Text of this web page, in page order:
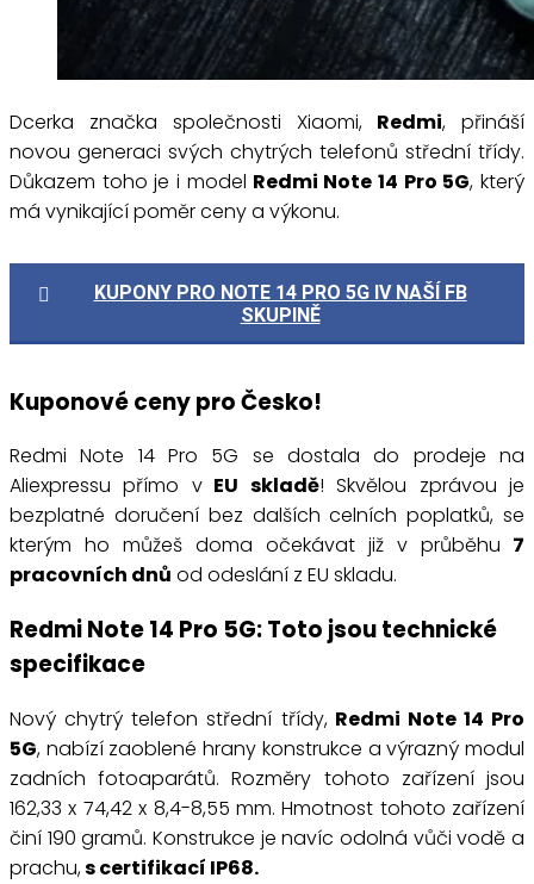
Dcerka značka společnosti Xiaomi, Redmi, přináší
novou generaci svých chytrých telefonů střední třídy.
Důkazem toho je i model Redmi Note 14 Pro 5G, který
má vynikající poměr ceny a výkonu.
KUPONY PRO NOTE 14 PRO 5G IV NAŠÍ FB
SKUPINĚ
Kuponové ceny pro Česko!
Redmi Note 14 Pro 5G se dostala do prodeje na
Aliexpressu přímo vEU skladě! Skvělou zprávou je
bezplatné doručení bez dalších celních poplatků, se
kterým ho můžeš doma očekávat již v průběhu 7
pracovních dnů od odeslání z EU skladu.
Redmi Note 14 Pro 5G: Toto jsou technické
specifikace
Nový chytrý telefon střední třídy,Redmi Note 14 Pro
5G, nabízí zaoblené hrany konstrukce a výrazný modul
zadních fotoaparátů. Rozměry tohoto zařízení jsou
162,33 x 74,42 x 8,4-8,55 mm. Hmotnost tohoto zařízení
činí 190 gramů. Konstrukce je navíc odolná vůči vodě a
prachu,s certifikací IP68.